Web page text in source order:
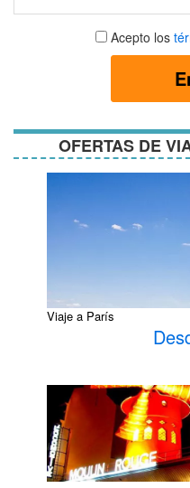
Aceptar
términos
Acepto los
OFERTAS DE
Viaje a París